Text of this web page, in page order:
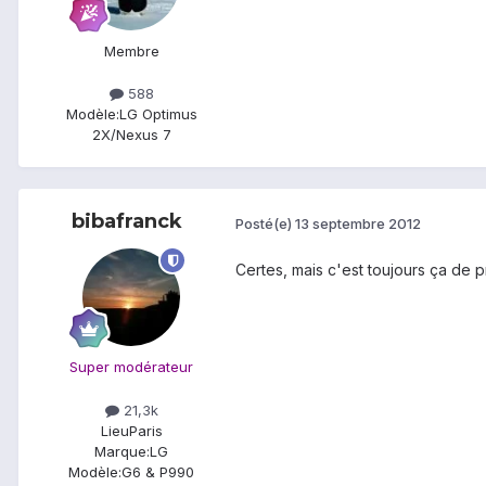
Membre
588
Modèle:LG Optimus
2X/Nexus 7
bibafranck
Super modérateur
21,3k
LieuParis
Marque:LG
Modèle:G6 & P990
Posté(e) 13 septembre 2012
Certes, mais c'est toujours ça de